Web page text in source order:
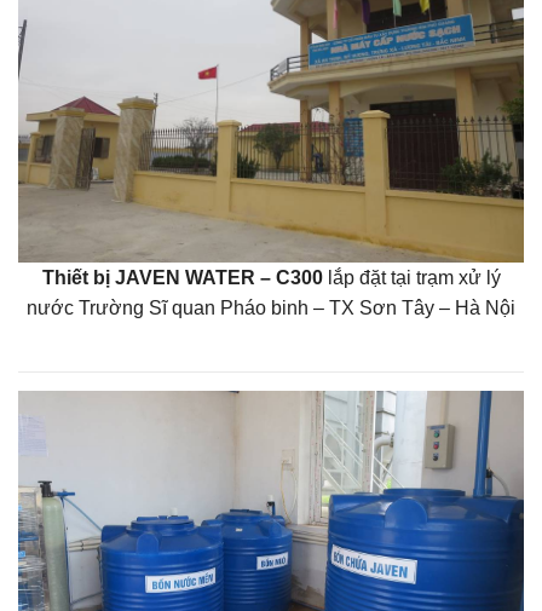
Thiết bị JAVEN WATER – C300lắp đặt tại trạm xử lý
nước Trường Sĩ quan Pháo binh – TX Sơn Tây – Hà Nội